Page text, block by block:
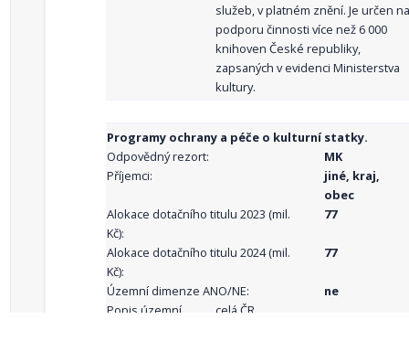
služeb, v platném znění. Je určen na
podporu činnosti více než 6 000
knihoven České republiky,
zapsaných v evidenci Ministerstva
kultury.
Programy ochrany a péče o kulturní statky.
Odpovědný rezort:
MK
Příjemci:
jiné, kraj,
obec
Alokace dotačního titulu 2023 (mil.
Kč):
77
Alokace dotačního titulu 2024 (mil.
Kč):
77
Územní dimenze ANO/NE:
ne
Popis územní
celá ČR